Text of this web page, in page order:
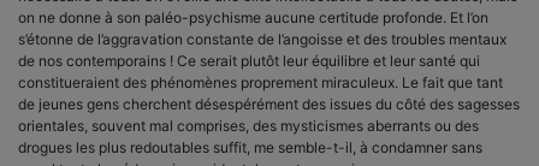
on ne donne à son paléo-psychisme aucune certitude profonde. Et l’on
s’étonne de l’aggravation constante de l’angoisse et des troubles mentaux
de nos contemporains ! Ce serait plutôt leur équilibre et leur santé qui
constitueraient des phénomènes proprement miraculeux. Le fait que tant
de jeunes gens cherchent désespérément des issues du côté des sagesses
orientales, souvent mal comprises, des mysticismes aberrants ou des
drogues les plus redoutables suffit, me semble-t-il, à condamner sans